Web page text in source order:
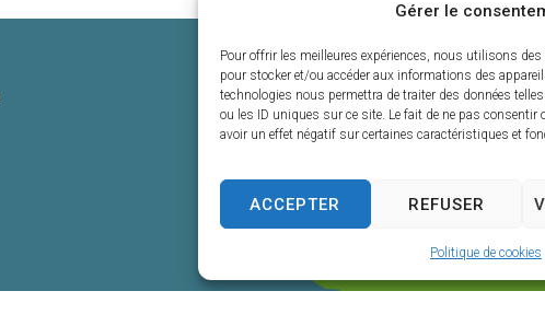
Gérer le
Pour offrir les meilleures expériences, nous utilisons
pour stocker et/ou accéder aux informations des
technologies nous permettra de traiter des données
ou les ID uniques sur ce site. Le fait de ne pas consentir
avoir un effet négatif sur certaines caractéristiques et
ACCEPTER REFUSER
Politique de cookies